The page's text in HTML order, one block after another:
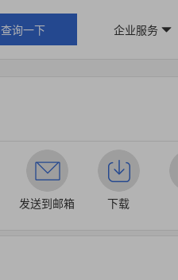
查询一下 企业服务
发送到邮箱 下载